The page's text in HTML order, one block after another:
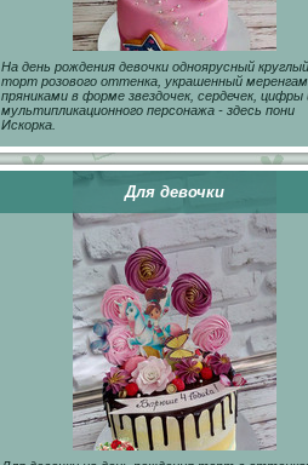
На день рождения девочки одноярусный круглый
торт розового оттенка, украшенный
пряниками в форме звездочек, сердечек, цифры
мультипликационного персонажа - здесь пони
Искорка.
Для девочки